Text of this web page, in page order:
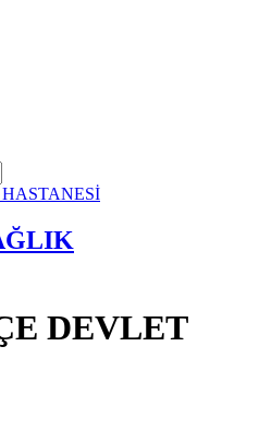
DEVLET